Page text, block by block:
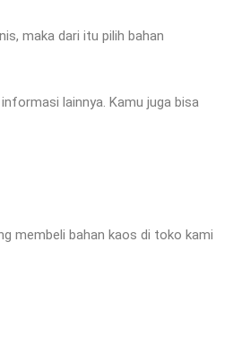
maka dari itu pilih bahan
lainnya. Kamu juga bisa
membeli bahan kaos di toko kami